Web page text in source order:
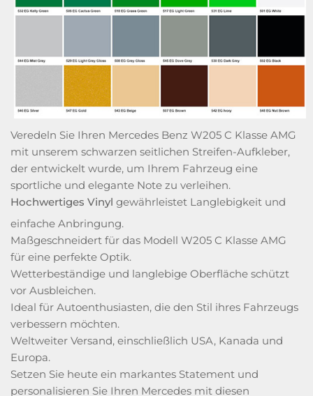
Veredeln Sie Ihren Mercedes Benz W205 C Klasse AMG
mit unserem schwarzen seitlichen Streifen-Aufkleber,
der entwickelt wurde, um Ihrem Fahrzeug eine
sportliche und elegante Note zu verleihen.
Hochwertiges Vinyl gewährleistet Langlebigkeit und
einfache Anbringung.
Maßgeschneidert für das Modell W205 C Klasse AMG
für eine perfekte Optik.
Wetterbeständige und langlebige Oberfläche schützt
vor Ausbleichen.
Ideal für Autoenthusiasten, die den Stil ihres Fahrzeugs
verbessern möchten.
Weltweiter Versand, einschließlich USA, Kanada und
Europa.
Setzen Sie heute ein markantes Statement und
personalisieren Sie Ihren Mercedes mit diesen